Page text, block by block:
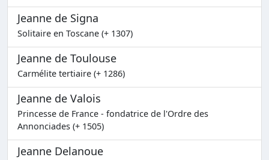
Jeanne de Signa
Solitaire en Toscane (+ 1307)
Jeanne de Toulouse
Carmélite tertiaire (+ 1286)
Jeanne de Valois
Princesse de France - fondatrice de l'Ordre des
Annonciades (+ 1505)
Jeanne Delanoue